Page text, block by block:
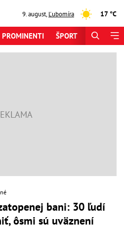
9. august,Ľubomíra 17 °C
PROMINENTI ŠPORT
bani: 30 ľudí
ôsmi sú uväznení